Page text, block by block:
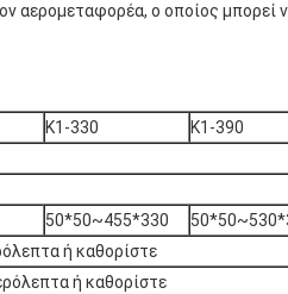
αερομεταφορέα, ο οποίος μπορεί
Κ1-330
Κ1-390
50*50~455*330
ή καθορίστε
ή καθορίστε